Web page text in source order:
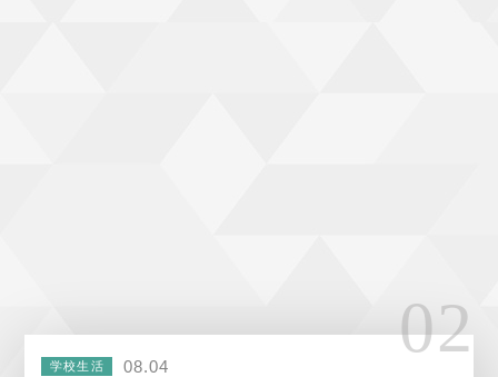
学校生活 08.04